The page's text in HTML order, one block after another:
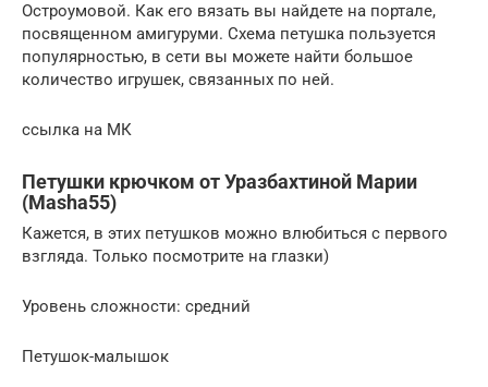
Остроумовой. Как его вязать вы найдете на портале,
посвященном амигуруми. Схема петушка пользуется
популярностью, в сети вы можете найти большое
количество игрушек, связанных по ней.
ссылка на МК
Петушки крючком от Уразбахтиной Марии
(Masha55)
Кажется, в этих петушков можно влюбиться с первого
взгляда. Только посмотрите на глазки)
Уровень сложности: средний
Петушок-малышок